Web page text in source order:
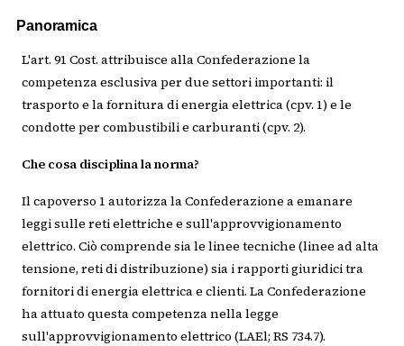
Panoramica
L'art. 91 Cost. attribuisce alla Confederazione la
competenza esclusiva per due settori importanti: il
trasporto e la fornitura di energia elettrica (cpv. 1) e le
condotte per combustibili e carburanti (cpv. 2).
Che cosa disciplina la norma?
Il capoverso 1 autorizza la Confederazione a emanare
leggi sulle reti elettriche e sull'approvvigionamento
elettrico. Ciò comprende sia le linee tecniche (linee ad alta
tensione, reti di distribuzione) sia i rapporti giuridici tra
fornitori di energia elettrica e clienti. La Confederazione
ha attuato questa competenza nella legge
sull'approvvigionamento elettrico (LAEl; RS 734.7).